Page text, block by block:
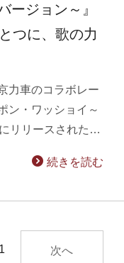
ージョン～』
つに、歌の力
力車のコラボレー
ン・ワッショイ～
リリースされた…
続きを読む
次へ